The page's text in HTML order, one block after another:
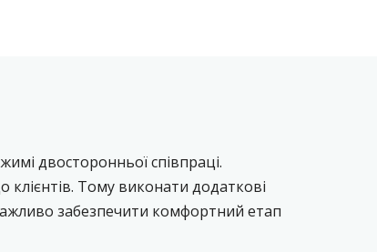
двосторонньої співпраці.
Тому виконати додаткові
забезпечити комфортний етап